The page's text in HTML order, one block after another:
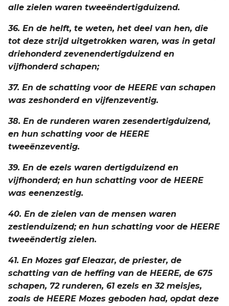
alle zielen waren tweeëndertigduizend.
36. En de helft, te weten, het deel van hen, die
tot deze strijd uitgetrokken waren, was in getal
driehonderd zevenendertigduizend en
vijfhonderd schapen;
37. En de schatting voor de HEERE van schapen
was zeshonderd en vijfenzeventig.
38. En de runderen waren zesendertigduizend,
en hun schatting voor de HEERE
tweeënzeventig.
39. En de ezels waren dertigduizend en
vijfhonderd; en hun schatting voor de HEERE
was eenenzestig.
40. En de zielen van de mensen waren
zestienduizend; en hun schatting voor de HEERE
tweeëndertig zielen.
41. En Mozes gaf Eleazar, de priester, de
schatting van de heffing van de HEERE, de 675
schapen, 72 runderen, 61 ezels en 32 meisjes,
zoals de HEERE Mozes geboden had, opdat deze